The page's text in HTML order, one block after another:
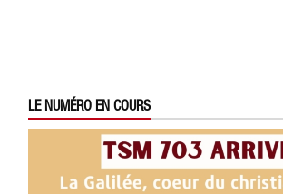
LE NUMÉRO EN COURS